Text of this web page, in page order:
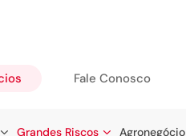
Grandes Riscos Agronegócio
Fale Conosco